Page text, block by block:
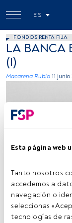
Esta página web
Tanto nosotros
accedemos a
navegación o
seleccionas
tecnologías de
ES
FONDOS RENTA FIJA
LA BANCA
(I)
Macarena Rubio 11 junio
Tiempo lectura: 4 min.